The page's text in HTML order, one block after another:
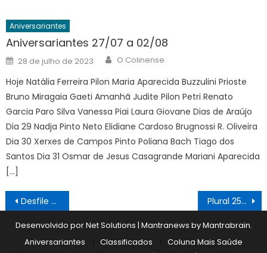
Aniversariantes
Aniversariantes 27/07 a 02/08
Posted
on
28 de julho de 2023 Author
O Colinense
Hoje Natália Ferreira Pilon Maria Aparecida Buzzulini Prioste
Bruno Miragaia Gaeti Amanhã Judite Pilon Petri Renato
Garcia Paro Silva Vanessa Piai Laura Giovane Dias de Araújo
Dia 29 Nadja Pinto Neto Elidiane Cardoso Brugnossi R. Oliveira
Dia 30 Xerxes de Campos Pinto Poliana Bach Tiago dos
Santos Dia 31 Osmar de Jesus Casagrande Mariani Aparecida
[…]
Navegação
de
Post
Desfile Cívico em homenagem ao aniversário de Barretos emociona e reúne cerca de 7 mil pessoas Plural 25/08
Desenvolvido por Net Solutions | Mantranews byMantrabrain.
Aniversariantes
Classificados
Coluna Mais Saúde